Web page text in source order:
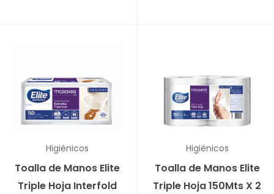
Higiénicos
Toalla de Manos Elite
Triple Hoja Interfold
Higiénicos
Toalla de Manos Elite
Triple Hoja 150Mts X 2